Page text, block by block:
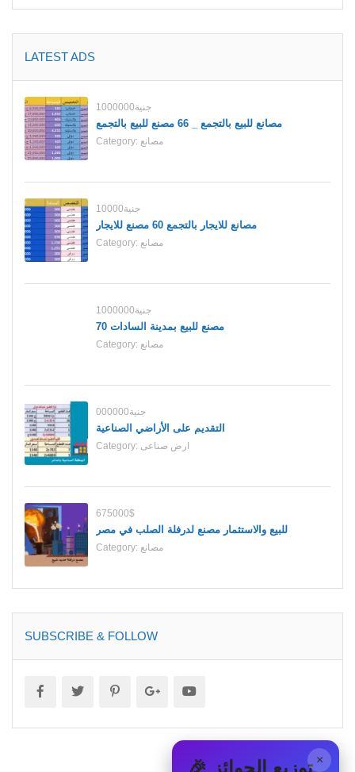
LATEST ADS
1000000جنية
مصانع للبيع بالتجمع _ 66 مصنع للبيع بالتجمع
Category: مصانع
10000جنية
مصانع للايجار بالتجمع 60 مصنع للايجار
Category: مصانع
1000000جنية
70 مصنع للبيع بمدينة السادات
Category: مصانع
000000جنية
التقديم على الأراضي الصناعية
Category: ارض صناعى
675000$
للبيع والاستثمار مصنع لدرفلة الصلب في مصر
Category: مصانع
SUBSCRIBE & FOLLOW
× 🎉 توزيع الجوائز